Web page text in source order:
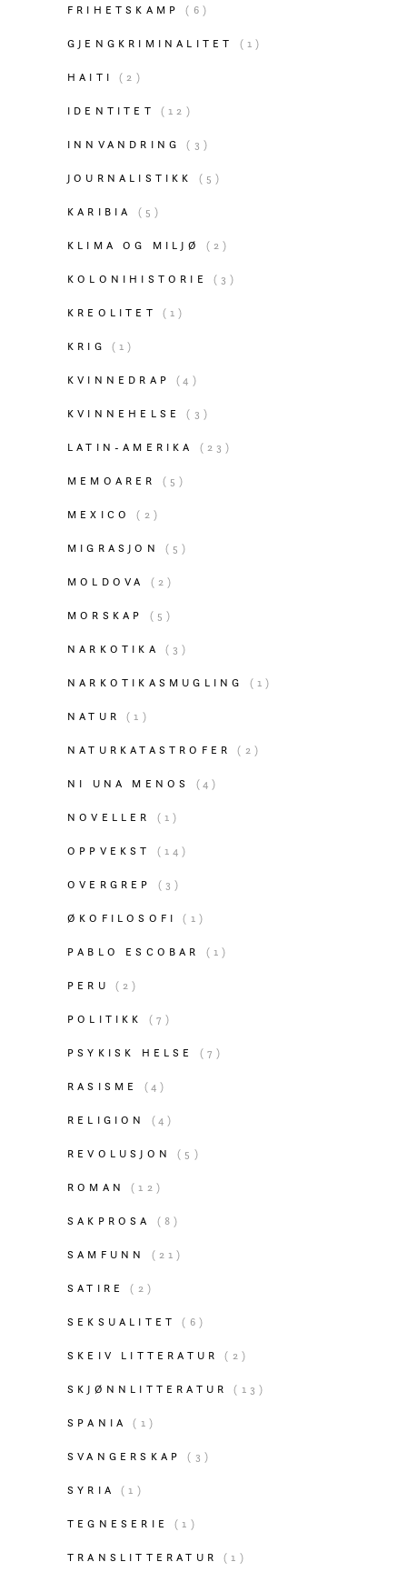
FRIHETSKAMP (6)
GJENGKRIMINALITET (1)
HAITI (2)
IDENTITET (12)
INNVANDRING (3)
JOURNALISTIKK (5)
KARIBIA (5)
KLIMA OG MILJØ (2)
KOLONIHISTORIE (3)
KREOLITET (1)
KRIG (1)
KVINNEDRAP (4)
KVINNEHELSE (3)
LATIN-AMERIKA (23)
MEMOARER (5)
MEXICO (2)
MIGRASJON (5)
MOLDOVA (2)
MORSKAP (5)
NARKOTIKA (3)
NARKOTIKASMUGLING (1)
NATUR (1)
NATURKATASTROFER (2)
NI UNA MENOS (4)
NOVELLER (1)
OPPVEKST (14)
OVERGREP (3)
ØKOFILOSOFI (1)
PABLO ESCOBAR (1)
PERU (2)
POLITIKK (7)
PSYKISK HELSE (7)
RASISME (4)
RELIGION (4)
REVOLUSJON (5)
ROMAN (12)
SAKPROSA (8)
SAMFUNN (21)
SATIRE (2)
SEKSUALITET (6)
SKEIV LITTERATUR (2)
SKJØNNLITTERATUR (13)
SPANIA (1)
SVANGERSKAP (3)
SYRIA (1)
TEGNESERIE (1)
TRANSLITTERATUR (1)